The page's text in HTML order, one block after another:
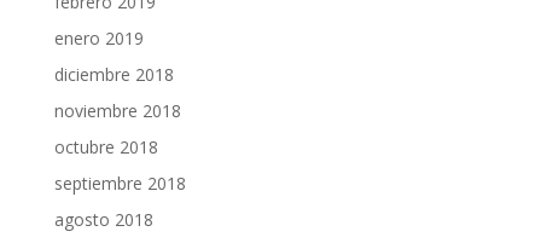
enero 2019
diciembre 2018
noviembre 2018
octubre 2018
septiembre 2018
agosto 2018